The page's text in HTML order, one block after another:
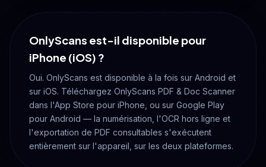
OnlyScans est-il disponible pour
iPhone (iOS) ?
Oui. OnlyScans est disponible à la fois sur Android et
sur iOS. Téléchargez OnlyScans PDF & Doc Scanner
dans l'App Store pour iPhone, ou sur Google Play
pour Android — la numérisation, l'OCR hors ligne et
l'exportation de PDF consultables s'exécutent
entièrement sur l'appareil, sur les deux plateformes.